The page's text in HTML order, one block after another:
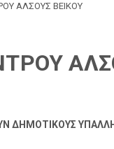
ΑΛΣΟΥΣ ΒΕΙΚΟΥ
ΔΗΜΟΤΙΚΟΥΣ